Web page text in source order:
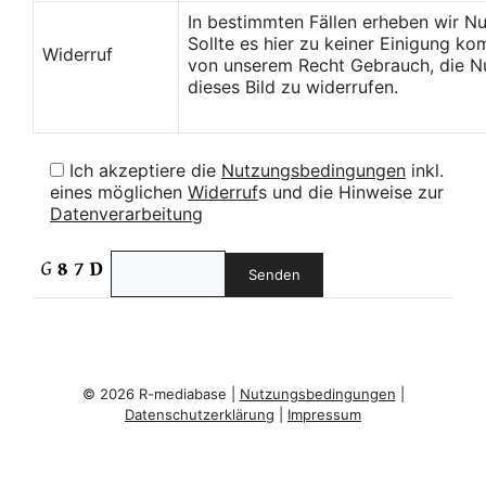
Widerruf
In bestimmten Fällen erheben wir
Sollte es hier zu keiner Einigung
von unserem Recht Gebrauch, die
dieses Bild zu widerrufen.
Ich akzeptiere die Nutzungsbedingungen inkl.
eines möglichen Widerrufs und die Hinweise zur
Datenverarbeitung
© 2026 R-mediabase | Nutzungsbedingungen
Datenschutzerklärung
Impressum